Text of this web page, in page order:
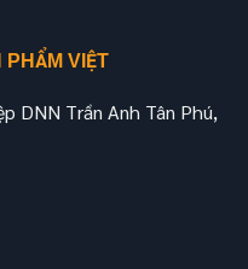
VIỆT
DNN Trần Anh Tân Phú,